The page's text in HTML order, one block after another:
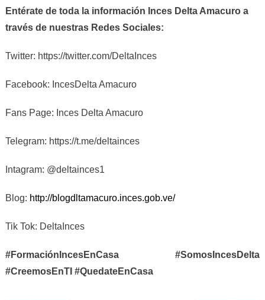
Entérate de toda la información Inces Delta Amacuro a
través de nuestras Redes Sociales:
Twitter: https://twitter.com/DeltaInces
Facebook: IncesDelta Amacuro
Fans Page: Inces Delta Amacuro
Telegram: https://t.me/deltainces
Intagram: @deltainces1
Blog: http://blogdltamacuro.inces.gob.ve/
Tik Tok: DeltaInces
#FormaciónIncesEnCasa #SomosIncesDelta
#CreemosEnTI #QuedateEnCasa